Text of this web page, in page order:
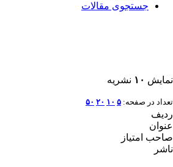
جستجوی مقالات
نمایش ۱۰ نشریه
تعداد در صفحه: ۵ ۱۰ ۲۰ ۵۰
ردیف
عنوان
صاحب امتیاز
ناشر